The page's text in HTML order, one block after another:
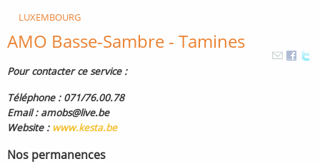
LUXEMBOURG
AMO Basse-Sambre - Tamines
Pour contacter ce service :
Téléphone : 071/76.00.78
Email : amobs@live.be
Website : www.kesta.be
Nos permanences